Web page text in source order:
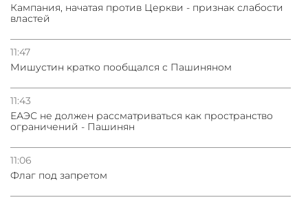
Кампания, начатая против Церкви - признак слабости
властей
11:47
Мишустин кратко пообщался с Пашиняном
11:43
ЕАЭС не должен рассматриваться как пространство
ограничений - Пашинян
11:06
Флаг под запретом